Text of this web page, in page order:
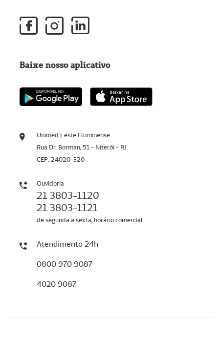
Unimed Leste Fluminense
Rua Dr. Borman, 51 - Niterói - RJ
CEP: 24020-320
Ouvidoria
21 3803-1120
21 3803-1121
de segunda a sexta, horário comercial
Atendimento 24h
0800 970 9087
4020 9087
Baixe nosso aplicativo